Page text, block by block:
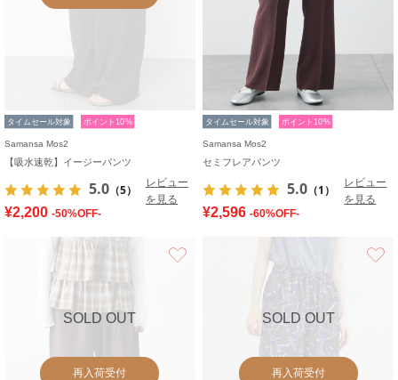
タイムセール対象 ポイント10%
Samansa Mos2
【吸水速乾】イージーパンツ
5.0 （5）
レビュー
を見る
¥2,200 -50%OFF-
タイムセール対象 ポイント10%
Samansa Mos2
セミフレアパンツ
5.0 （1）
レビュー
を見る
¥2,596 -60%OFF-
SOLD OUT
再入荷受付
SOLD OUT
再入荷受付